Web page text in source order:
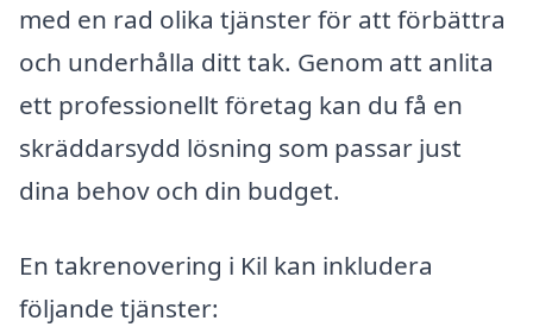
med en rad olika tjänster för att förbättra
och underhålla ditt tak. Genom att anlita
ett professionellt företag kan du få en
skräddarsydd lösning som passar just
dina behov och din budget.
En takrenovering i Kil kan inkludera
följande tjänster: